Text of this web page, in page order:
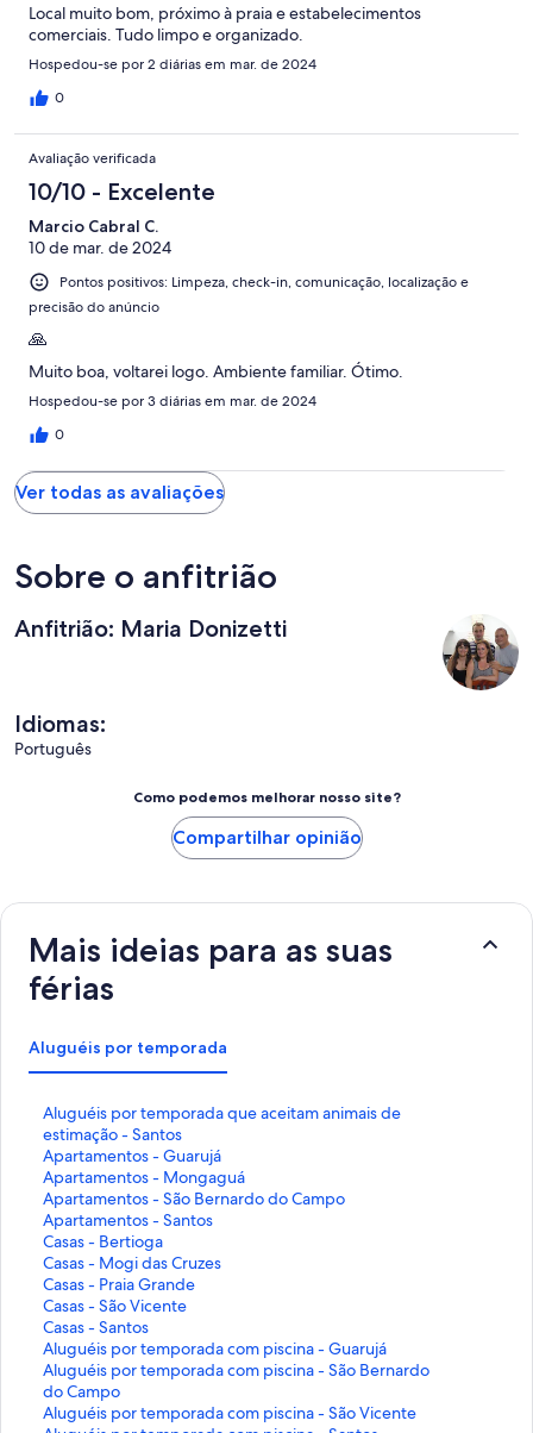
Local muito bom, próximo à praia e estabelecimentos
comerciais. Tudo limpo e organizado.
Hospedou-se por 2 diárias em mar. de 2024
0
Avaliação verificada
10/10 - Excelente
Marcio Cabral C.
10 de mar. de 2024
Pontos positivos: Limpeza, check-in, comunicação, localização e
precisão do anúncio
🙏
Muito boa, voltarei logo. Ambiente familiar. Ótimo.
Hospedou-se por 3 diárias em mar. de 2024
0
Ver todas as avaliações
Sobre o anfitrião
Anfitrião: Maria Donizetti
Idiomas:
Português
Como podemos melhorar nosso site?
Compartilhar opinião
Mais ideias para as suas
férias
Aluguéis por temporada
Aluguéis por temporada que aceitam animais de
estimação - Santos
L
i
n
k
q
u
e
a
b
r
e
e
s
t
a
Apartamentos - Guarujá
L
i
n
k
q
u
e
a
b
r
e
e
s
Apartamentos - Mongaguá
L
i
n
k
q
u
e
a
b
r
e
e
Apartamentos - São Bernardo do Campo
L
i
n
k
q
u
e
a
b
r
e
Apartamentos - Santos
L
i
n
k
q
u
e
a
b
r
Casas - Bertioga
L
i
n
k
q
u
e
a
b
Casas - Mogi das Cruzes
L
i
n
k
q
u
e
a
Casas - Praia Grande
L
i
n
k
q
u
e
Casas - São Vicente
L
i
n
k
q
u
Casas - Santos
L
i
n
k
q
Aluguéis por temporada com piscina - Guarujá
L
i
n
k
Aluguéis por temporada com piscina - São Bernardo
do Campo
L
i
n
Aluguéis por temporada com piscina - São Vicente
L